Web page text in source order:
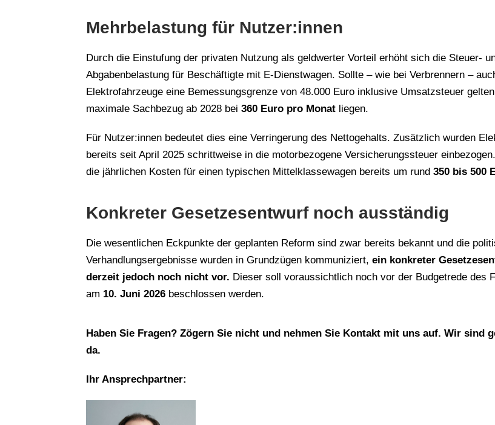
Mehrbelastung für Nutzer:innen
Durch die Einstufung der privaten Nutzung als geldwerter Vorteil erhöht sich die Steuer-
Abgabenbelastung für Beschäftigte mit E-Dienstwagen. Sollte – wie bei Verbrennern –
Elektrofahrzeuge eine Bemessungsgrenze von 48.000 Euro inklusive Umsatzsteuer
maximale Sachbezug ab 2028 bei 360 Euro pro Monat liegen.
Für Nutzer:innen bedeutet dies eine Verringerung des Nettogehalts. Zusätzlich wurden
bereits seit April 2025 schrittweise in die motorbezogene Versicherungssteuer
die jährlichen Kosten für einen typischen Mittelklassewagen bereits um rund 350 bis 500
Konkreter Gesetzesentwurf noch ausständig
Die wesentlichen Eckpunkte der geplanten Reform sind zwar bereits bekannt und die
Verhandlungsergebnisse wurden in Grundzügen kommuniziert, ein konkreter
derzeit jedoch noch nicht vor. Dieser soll voraussichtlich noch vor der Budgetrede des
am 10. Juni 2026 beschlossen werden.
Haben Sie Fragen? Zögern Sie nicht und nehmen Sie Kontakt mit uns auf. Wir sind
da.
Ihr Ansprechpartner: